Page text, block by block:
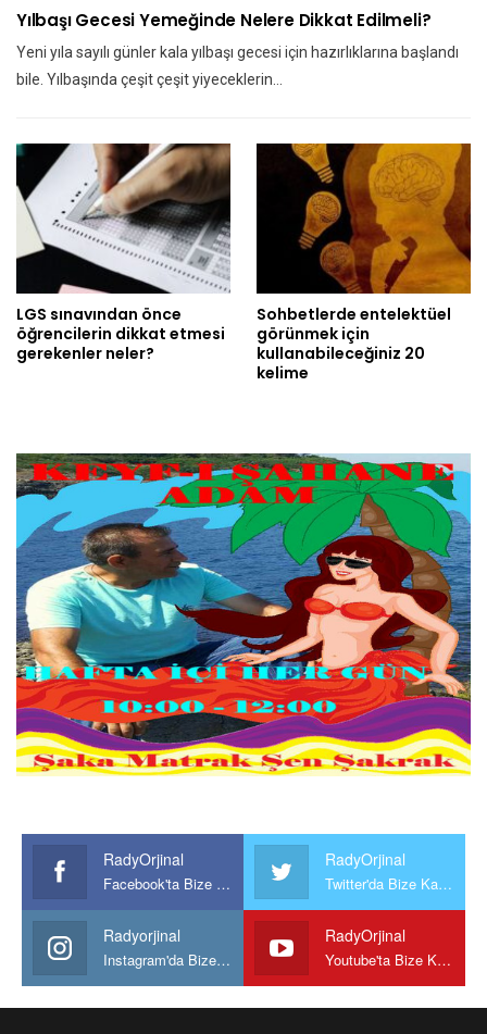
Yılbaşı Gecesi Yemeğinde Nelere Dikkat Edilmeli?
Yeni yıla sayılı günler kala yılbaşı gecesi için hazırlıklarına başlandı
bile. Yılbaşında çeşit çeşit yiyeceklerin…
LGS sınavından önce
öğrencilerin dikkat etmesi
gerekenler neler?
Sohbetlerde entelektüel
görünmek için
kullanabileceğiniz 20
kelime
RadyOrjinal
Facebook'ta Bize Katılın
RadyOrjinal
Twitter'da Bize Katılın
Radyorjinal
Instagram'da Bize katılın
RadyOrjinal
Youtube'ta Bize Katılın